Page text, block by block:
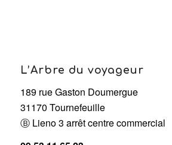
L’Arbre du voyageur
189 rue Gaston Doumergue
31170 Tournefeuille
Ⓑ Lieno 3 arrêt centre commercial